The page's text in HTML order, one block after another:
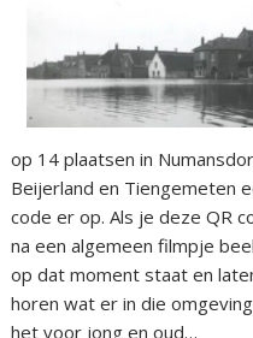
op 14 plaatsen in
Beijerland en Tiengemeten
code er op. Als je deze QR
na een algemeen filmpje
op dat moment staat en
horen wat er in die
het voor jong en oud…